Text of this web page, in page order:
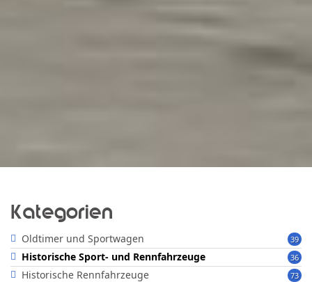
Kategorien
39
Oldtimer und Sportwagen
36
Historische Sport- und Rennfahrzeuge
73
Historische Rennfahrzeuge